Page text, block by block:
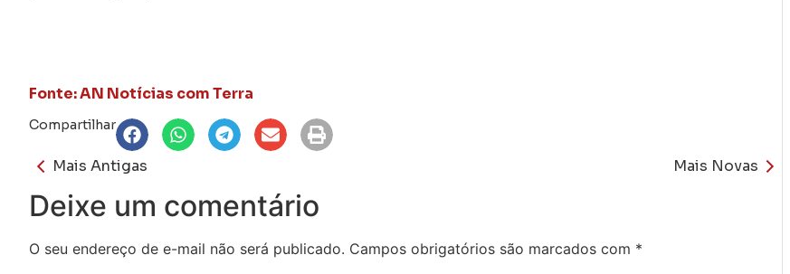
Fonte: AN Notícias com Terra
Compartilhar
Mais Antigas Mais Novas
Deixe um comentário
O seu endereço de e-mail não será publicado. Campos obrigatórios são marcados com *